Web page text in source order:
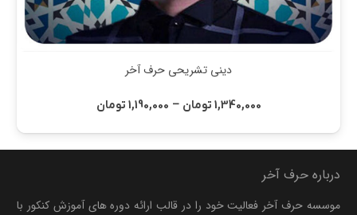
دینی تشریحی حرف آخر
1,340,000 تومان –
1,190,000 تومان
درباره حرف آخر
موسسه حرف آخر فعالیت خود را در قالب ارائه دوره های آموزش کنکور با